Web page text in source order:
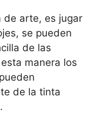
de arte, es jugar
se pueden
de las
manera los
pueden
de la tinta